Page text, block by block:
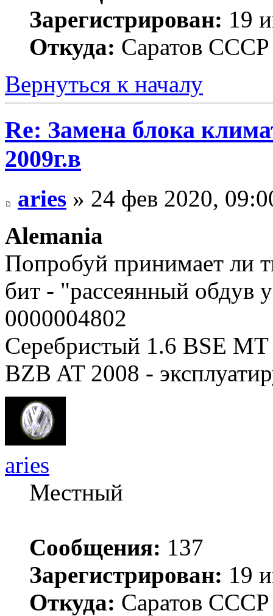
Зарегистрирован: 19
Откуда: Саратов
Вернуться к началу
Re: Замена блока
2009г.в
aries » 24 фев 2020,
Alemania
Попробуй принимает ли
бит - "рассеянный обдув
0000004802
Серебристый 1.6 BSE
BZB AT 2008 -
aries
Местный
Сообщения: 137
Зарегистрирован: 19
Откуда: Саратов